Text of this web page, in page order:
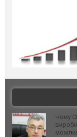
Чому